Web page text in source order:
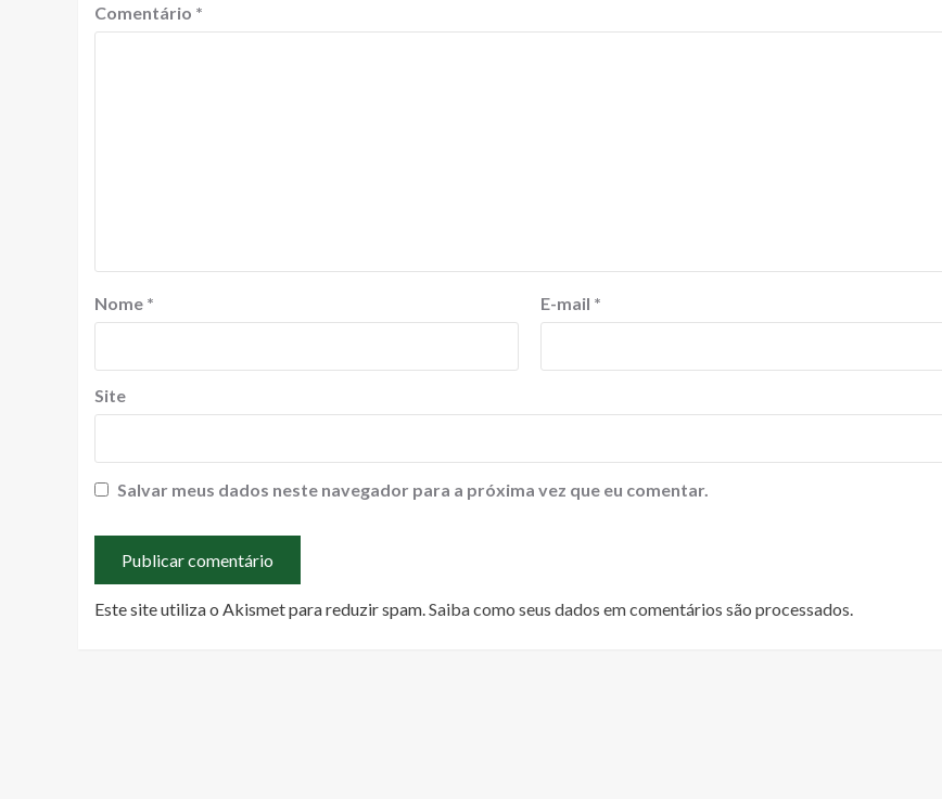
Comentário *
Nome * E-mail *
Site
Salvar meus dados neste navegador para a próxima vez que eu comentar.
Este site utiliza o Akismet para reduzir spam.Saiba como seus dados em comentários são processados.